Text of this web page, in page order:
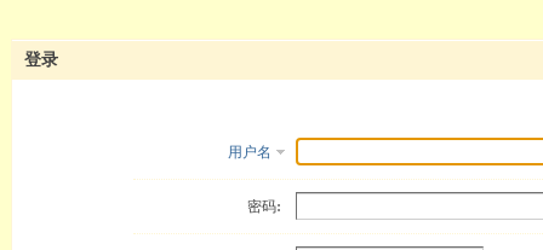
登录
用户名
密码: